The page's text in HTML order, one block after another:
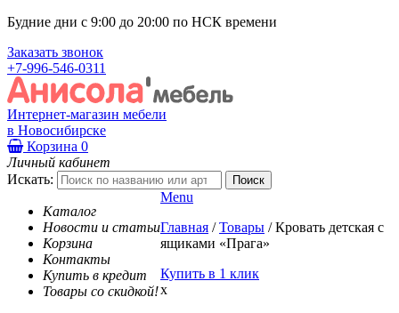
Будние дни с 9:00 до 20:00 по НСК времени
Заказать звонок
+7-996-546-0311
Интернет-магазин мебели
в Новосибирске
Корзина 0
Личный кабинет
Искать:
Каталог
Новости и статьи
Корзина
Контакты
Купить в кредит
Товары со скидкой!
Menu
Главная / Товары / Кровать детская с
ящиками «Прага»
Купить в 1 клик
x